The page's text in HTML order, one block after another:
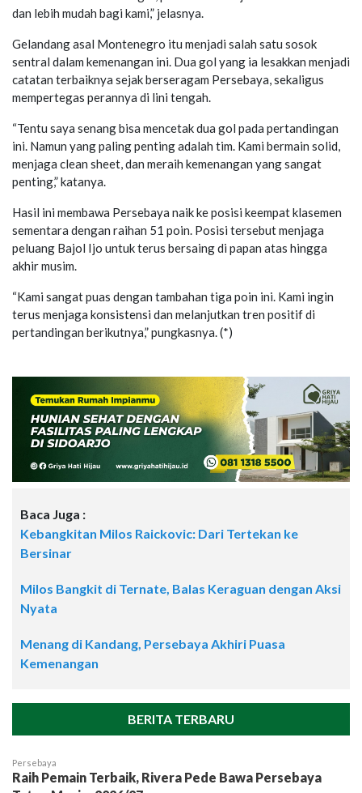
dan lebih mudah bagi kami,” jelasnya.
Gelandang asal Montenegro itu menjadi salah satu sosok
sentral dalam kemenangan ini. Dua gol yang ia lesakkan menjadi
catatan terbaiknya sejak berseragam Persebaya, sekaligus
mempertegas perannya di lini tengah.
“Tentu saya senang bisa mencetak dua gol pada pertandingan
ini. Namun yang paling penting adalah tim. Kami bermain solid,
menjaga clean sheet, dan meraih kemenangan yang sangat
penting,” katanya.
Hasil ini membawa Persebaya naik ke posisi keempat klasemen
sementara dengan raihan 51 poin. Posisi tersebut menjaga
peluang Bajol Ijo untuk terus bersaing di papan atas hingga
akhir musim.
“Kami sangat puas dengan tambahan tiga poin ini. Kami ingin
terus menjaga konsistensi dan melanjutkan tren positif di
pertandingan berikutnya,” pungkasnya. (*)
Baca Juga :
Kebangkitan Milos Raickovic: Dari Tertekan ke
Bersinar
Milos Bangkit di Ternate, Balas Keraguan dengan Aksi
Nyata
Menang di Kandang, Persebaya Akhiri Puasa
Kemenangan
BERITA TERBARU
Persebaya
Raih Pemain Terbaik, Rivera Pede Bawa Persebaya